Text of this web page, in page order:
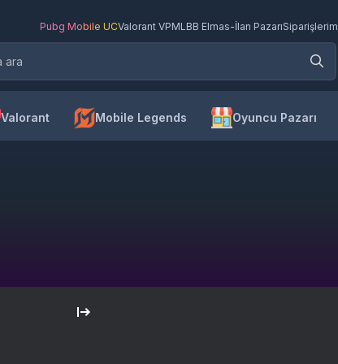
Pubg Mobile UCValorant VPMLBB Elmas-İlan PazarıSiparişlerim
Valorant Mobile Legends Oyuncu Pazarı